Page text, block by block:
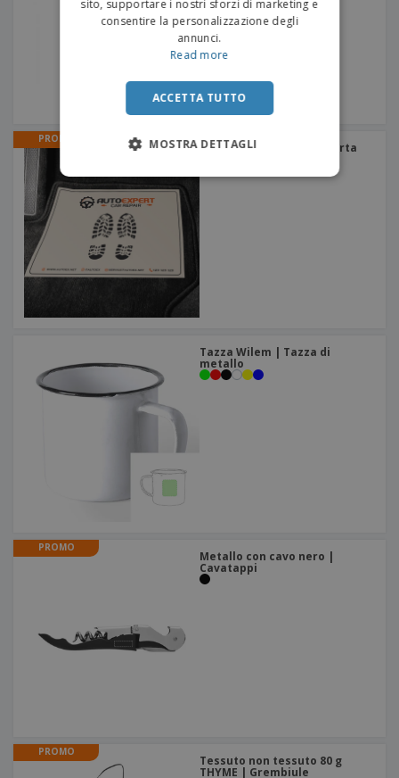
PROMO
Tappetino per auto di carta
Tazza Wilem | Tazza di
metallo
PROMO
Metallo con cavo nero |
Cavatappi
PROMO
Tessuto non tessuto 80 g
THYME | Grembiule
sito, supportare i nostri sforzi di marketing e
consentire la personalizzazione degli
annunci.
Read more
ACCETTA TUTTO
MOSTRA DETTAGLI